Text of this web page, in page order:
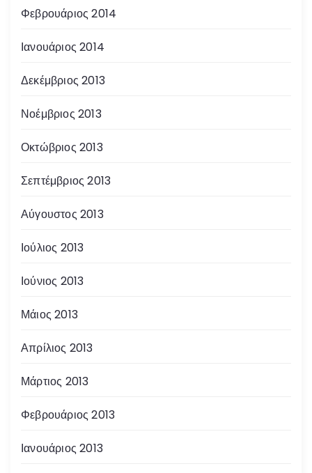
Φεβρουάριος 2014
Ιανουάριος 2014
Δεκέμβριος 2013
Νοέμβριος 2013
Οκτώβριος 2013
Σεπτέμβριος 2013
Αύγουστος 2013
Ιούλιος 2013
Ιούνιος 2013
Μάιος 2013
Απρίλιος 2013
Μάρτιος 2013
Φεβρουάριος 2013
Ιανουάριος 2013